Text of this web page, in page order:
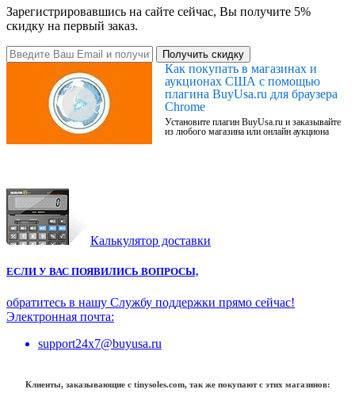
Зарегистрировавшись на сайте сейчас, Вы получите 5%
скидку на первый заказ.
Получить скидку
Как покупать в магазинах и
аукционах США с помощью
плагина BuyUsa.ru для браузера
Chrome
Установите плагин BuyUsa.ru и заказывайте
из любого магазина или онлайн аукциона
Калькулятор доставки
ЕСЛИ У ВАС ПОЯВИЛИСЬ ВОПРОСЫ,
обратитесь в нашу Службу поддержки прямо сейчас!
Электронная почта:
support24x7@buyusa.ru
Клиенты, заказывающие с tinysoles.com, так же покупают с этих магазинов: